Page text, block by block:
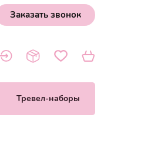
Заказать звонок
Тревел-наборы